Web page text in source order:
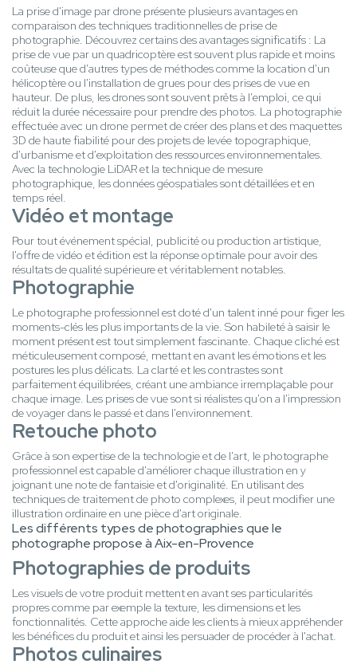
La prise d'image par drone présente plusieurs avantages en
comparaison des techniques traditionnelles de prise de
photographie. Découvrez certains des avantages significatifs : La
prise de vue par un quadricoptère est souvent plus rapide et moins
coûteuse que d'autres types de méthodes comme la location d'un
hélicoptère ou l'installation de grues pour des prises de vue en
hauteur. De plus, les drones sont souvent prêts à l'emploi, ce qui
réduit la durée nécessaire pour prendre des photos. La photographie
effectuée avec un drone permet de créer des plans et des maquettes
3D de haute fiabilité pour des projets de levée topographique,
d'urbanisme et d'exploitation des ressources environnementales.
Avec la technologie LiDAR et la technique de mesure
photographique, les données géospatiales sont détaillées et en
temps réel.
Vidéo et montage
Pour tout événement spécial, publicité ou production artistique,
l'offre de vidéo et édition est la réponse optimale pour avoir des
résultats de qualité supérieure et véritablement notables.
Photographie
Le photographe professionnel est doté d'un talent inné pour figer les
moments-clés les plus importants de la vie. Son habileté à saisir le
moment présent est tout simplement fascinante. Chaque cliché est
méticuleusement composé, mettant en avant les émotions et les
postures les plus délicats. La clarté et les contrastes sont
parfaitement équilibrées, créant une ambiance irremplaçable pour
chaque image. Les prises de vue sont si réalistes qu'on a l'impression
de voyager dans le passé et dans l'environnement.
Retouche photo
Grâce à son expertise de la technologie et de l'art, le photographe
professionnel est capable d'améliorer chaque illustration en y
joignant une note de fantaisie et d'originalité. En utilisant des
techniques de traitement de photo complexes, il peut modifier une
illustration ordinaire en une pièce d'art originale.
Les différents types de photographies que le
photographe propose à Aix-en-Provence
Photographies de produits
Les visuels de votre produit mettent en avant ses particularités
propres comme par exemple la texture, les dimensions et les
fonctionnalités. Cette approche aide les clients à mieux appréhender
les bénéfices du produit et ainsi les persuader de procéder à l'achat.
Photos culinaires